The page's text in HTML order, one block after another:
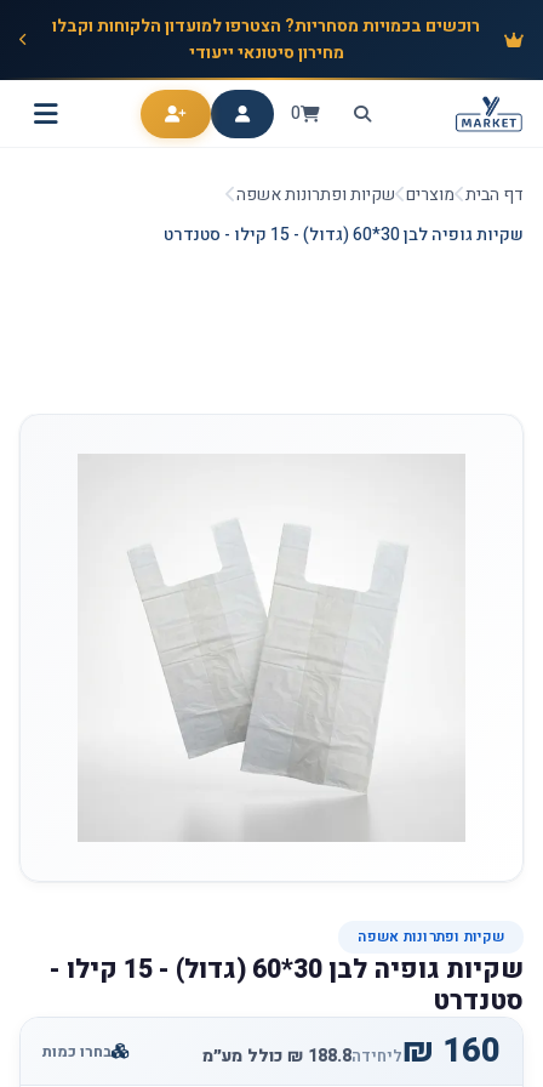
רוכשים בכמויות מסחריות? הצטרפו למועדון הלקוחות וקבלו
מחירון סיטונאי ייעודי
0
דף הבית מוצרים שקיות ופתרונות אשפה
שקיות גופיה לבן 30*60 (גדול) - 15 קילו - סטנדרט
שקיות ופתרונות אשפה
שקיות גופיה לבן 30*60 (גדול) - 15 קילו -
סטנדרט
ליחידה בחרו כמות